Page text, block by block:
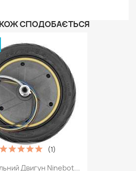
СПОДОБАЄТЬСЯ
Двигун Ninebot...
(1)